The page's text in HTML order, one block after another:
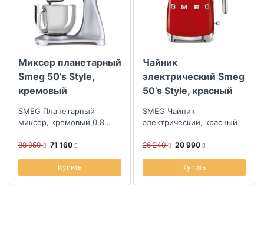
Миксер планетарный
Smeg 50’s Style,
кремовый
SMEG Планетарный
миксер, кремовый,0,8
насадки для взбивания, 1
88 950 71 160
Купить
Чайник
электрический Smeg
50’s Style, красный
SMEG Чайник
электрический, красный
26 240 20 990
Купить